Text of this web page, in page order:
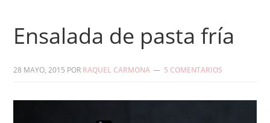
Ensalada de pasta fría
28 MAYO, 2015 POR RAQUEL CARMONA 5 COMENTARIOS